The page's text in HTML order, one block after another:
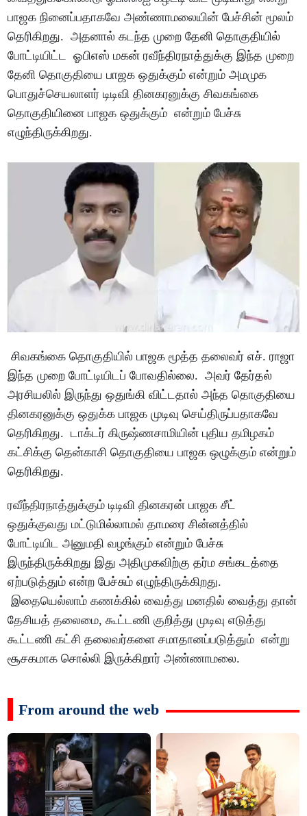
பாஜக நினைப்பதாகவே அண்ணாமலையின் பேச்சின் மூலம்
தெரிகிறது. அதனால் கடந்த முறை தேனி தொகுதியில்
போட்டியிட்ட ஓபிஎஸ் மகன் ரவீந்திரநாத்துக்கு இந்த முறை
தேனி தொகுதியை பாஜக ஒதுக்கும் என்றும் அமமுக
பொதுச்செயலாளர் டிடிவி தினகரனுக்கு சிவகங்கை
தொகுதியினை பாஜக ஒதுக்கும் என்றும் பேச்சு
எழுந்திருக்கிறது.
சிவகங்கை தொகுதியில் பாஜக மூத்த தலைவர் எச். ராஜா
இந்த முறை போட்டியிடப் போவதில்லை. அவர் தேர்தல்
அரசியலில் இருந்து ஒதுங்கி விட்டதால் அந்த தொகுதியை
தினகரனுக்கு ஒதுக்க பாஜக முடிவு செய்திருப்பதாகவே
தெரிகிறது. டாக்டர் கிருஷ்ணசாமியின் புதிய தமிழகம்
கட்சிக்கு தென்காசி தொகுதியை பாஜக ஒழுக்கும் என்றும்
தெரிகிறது.
ரவீந்திரநாத்துக்கும் டிடிவி தினகரன் பாஜக சீட்
ஒதுக்குவது மட்டுமில்லாமல் தாமரை சின்னத்தில்
போட்டியிட அனுமதி வழங்கும் என்றும் பேச்சு
இருந்திருக்கிறது இது அதிமுகவிற்கு தர்ம சங்கடத்தை
ஏற்படுத்தும் என்ற பேச்சும் எழுந்திருக்கிறது.
இதையெல்லாம் கணக்கில் வைத்து மனதில் வைத்து தான்
தேசியத் தலைமை, கூட்டணி குறித்து முடிவு எடுத்து
கூட்டணி கட்சி தலைவர்களை சமாதானப்படுத்தும் என்று
சூசகமாக சொல்லி இருக்கிறார் அண்ணாமலை.
From around the web